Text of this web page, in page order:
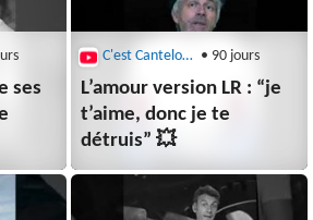
ses
C'est Canteloup • 90 jours
L’amour version LR : “je
t’aime, donc je te
détruis” 💥